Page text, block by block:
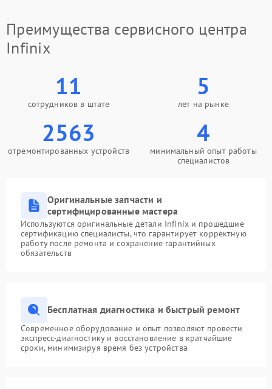
Преимущества сервисного центра
Infinix
11
сотрудников в штате
5
лет на рынке
2563
отремонтированных устройств
4
минимальный опыт работы
специалистов
Оригинальные запчасти и
сертифицированные мастера
Используются оригинальные детали Infinix и прошедшие
сертификацию специалисты, что гарантирует корректную
работу после ремонта и сохранение гарантийных
обязательств
Бесплатная диагностика и быстрый ремонт
Современное оборудование и опыт позволяют провести
экспресс-диагностику и восстановление в кратчайшие
сроки, минимизируя время без устройства